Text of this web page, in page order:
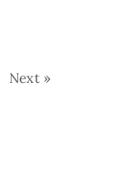
Next »